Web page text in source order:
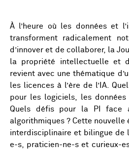
À l’heure où les données et
transforment radicalement
d’innover et de collaborer, la
la propriété intellectuelle et
revient avec une thématique
les licences à l’ère de l’IA.
pour les logiciels, les
Quels défis pour la PI face
algorithmiques ? Cette nouvelle
interdisciplinaire et bilingue de
e-s, praticien-ne-s et curieux-